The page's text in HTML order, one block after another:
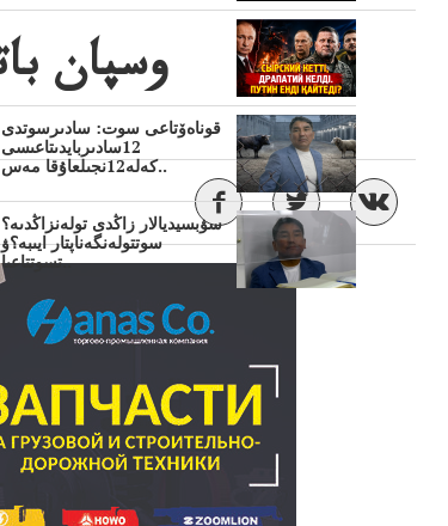
قوناەۆتاعى سوت: سادىرسوتدى
12سادىربايدىتاعىسى
كەلە12نجىلعاۇقا مەس..
سۋبسيديالار زاڭدى تولەنزاڭدىە؟
سوتتولەنگەناپتار ايىبە؟ۋ
تسوتتاعىا..